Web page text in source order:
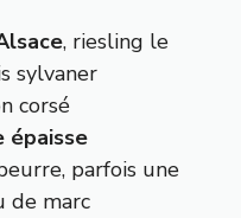
, riesling le
sylvaner
corsé
épaisse
parfois une
de marc